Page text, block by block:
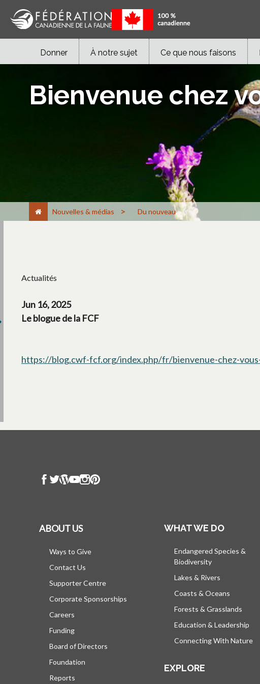
Donner À notre sujet Ce que nous faisons
Bienvenue chez
Nouvelles & médias > Du nouveau
Actualités
Jun 16, 2025
Le blogue de la FCF
https://blog.cwf-fcf.org/index.php/fr/bienvenue-chez-
ABOUT US
Ways to Give
Contact Us
Supporter Centre
Corporate Sponsorships
Careers
Funding
Board of Directors
Foundation
Reports
WHAT WE DO
Endangered Species &
Biodiversity
Lakes & Rivers
Coasts & Oceans
Forests & Grasslands
Education & Leadership
Connecting With Nature
EXPLORE